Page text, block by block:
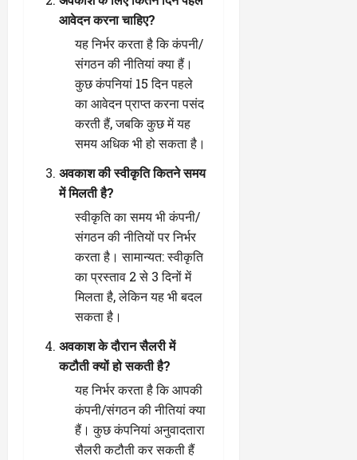
आवेदन करना चाहिए?
यह निर्भर करता है कि कंपनी/
संगठन की नीतियां क्या हैं।
कुछ कंपनियां 15 दिन पहले
का आवेदन प्राप्त करना पसंद
करती हैं, जबकि कुछ में यह
समय अधिक भी हो सकता है।
अवकाश की स्वीकृति कितने समय
में मिलती है?
स्वीकृति का समय भी कंपनी/
संगठन की नीतियों पर निर्भर
करता है। सामान्यत: स्वीकृति
का प्रस्ताव 2 से 3 दिनों में
मिलता है, लेकिन यह भी बदल
सकता है।
अवकाश के दौरान सैलरी में
कटौती क्यों हो सकती है?
यह निर्भर करता है कि आपकी
कंपनी/संगठन की नीतियां क्या
हैं। कुछ कंपनियां अनुवादतारा
सैलरी कटौती कर सकती हैं